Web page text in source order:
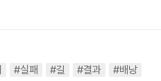
#실패 #길 #결과
#배낭